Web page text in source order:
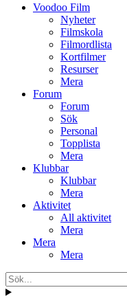
Voodoo Film
Nyheter
Filmskola
Filmordlista
Kortfilmer
Resurser
Mera
Forum
Forum
Sök
Personal
Topplista
Mera
Klubbar
Klubbar
Mera
Aktivitet
All aktivitet
Mera
Mera
Mera